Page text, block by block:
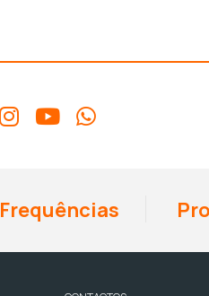
Frequências